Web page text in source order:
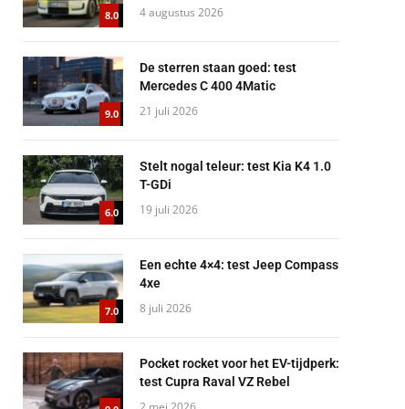
8.0 4 augustus 2026
9.0
De sterren staan goed: test
Mercedes C 400 4Matic
21 juli 2026
6.0
Stelt nogal teleur: test Kia K4 1.0
T-GDi
19 juli 2026
7.0
Een echte 4×4: test Jeep Compass
4xe
8 juli 2026
Pocket rocket voor het EV-tijdperk:
test Cupra Raval VZ Rebel